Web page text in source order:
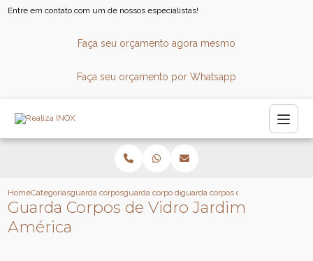
Entre em contato com um de nossos especialistas!
Faça seu orçamento agora mesmo
Faça seu orçamento por Whatsapp
HomeCategoriasguarda corposguarda corpo de vidro para escada
guarda corpos de vidro jardim
Guarda Corpos de Vidro Jardim
América